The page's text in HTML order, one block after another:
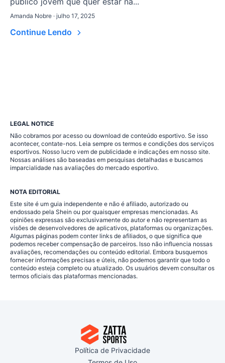
Amanda Nobre · julho 17, 2025
Continue Lendo
LEGAL NOTICE
Não cobramos por acesso ou download de conteúdo esportivo. Se isso
acontecer, contate-nos. Leia sempre os termos e condições dos serviços
esportivos. Nosso lucro vem de publicidade e indicações em nosso site.
Nossas análises são baseadas em pesquisas detalhadas e buscamos
imparcialidade nas avaliações do mercado esportivo.
NOTA EDITORIAL
Este site é um guia independente e não é afiliado, autorizado ou
endossado pela Shein ou por quaisquer empresas mencionadas. As
opiniões expressas são exclusivamente do autor e não representam as
visões de desenvolvedores de aplicativos, plataformas ou organizações.
Algumas páginas podem conter links de afiliados, o que significa que
podemos receber compensação de parceiros. Isso não influencia nossas
avaliações, recomendações ou conteúdo editorial. Embora busquemos
fornecer informações precisas e úteis, não podemos garantir que todo o
conteúdo esteja completo ou atualizado. Os usuários devem consultar os
termos oficiais das plataformas mencionadas.
Política de Privacidade